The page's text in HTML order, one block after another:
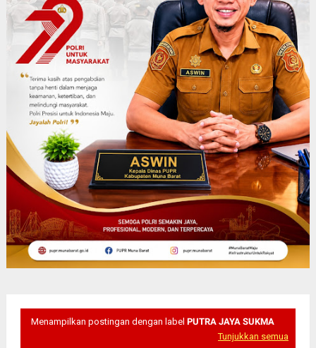
Menampilkan postingan dengan label PUTRA JAYA SUKMA
Tunjukkan semua